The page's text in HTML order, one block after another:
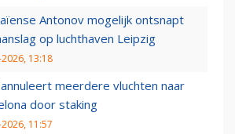
Antonov mogelijk ontsnapt
op luchthaven Leipzig
13:18
meerdere vluchten naar
door staking
11:57